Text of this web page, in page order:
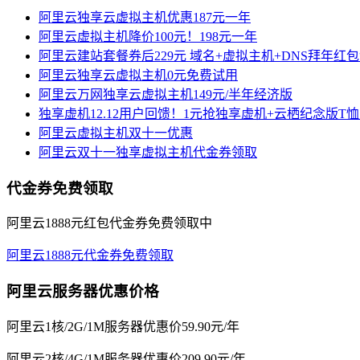
阿里云独享云虚拟主机优惠187元一年
阿里云虚拟主机降价100元！198元一年
阿里云建站套餐券后229元 域名+虚拟主机+DNS拜年红
阿里云独享云虚拟主机0元免费试用
阿里云万网独享云虚拟主机149元/半年经济版
独享虚机12.12用户回馈！1元抢独享虚机+云栖纪念版T恤
阿里云虚拟主机双十一优惠
阿里云双十一独享虚拟主机代金券领取
代金券免费领取
阿里云1888元红包代金券免费领取中
阿里云1888元代金券免费领取
阿里云服务器优惠价格
阿里云1核/2G/1M服务器优惠价59.90元/年